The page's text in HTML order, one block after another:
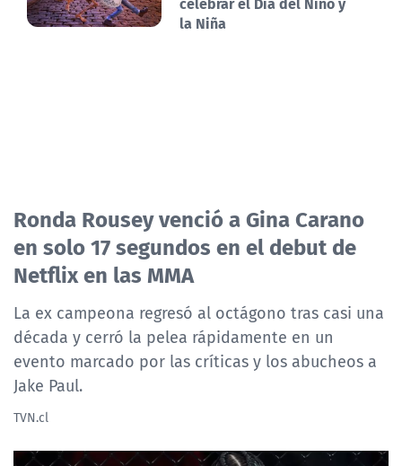
la Niña
Ronda Rousey venció a Gina Carano
en solo 17 segundos en el debut de
Netflix en las MMA
La ex campeona regresó al octágono tras casi una
década y cerró la pelea rápidamente en un
evento marcado por las críticas y los abucheos a
Jake Paul.
TVN.cl